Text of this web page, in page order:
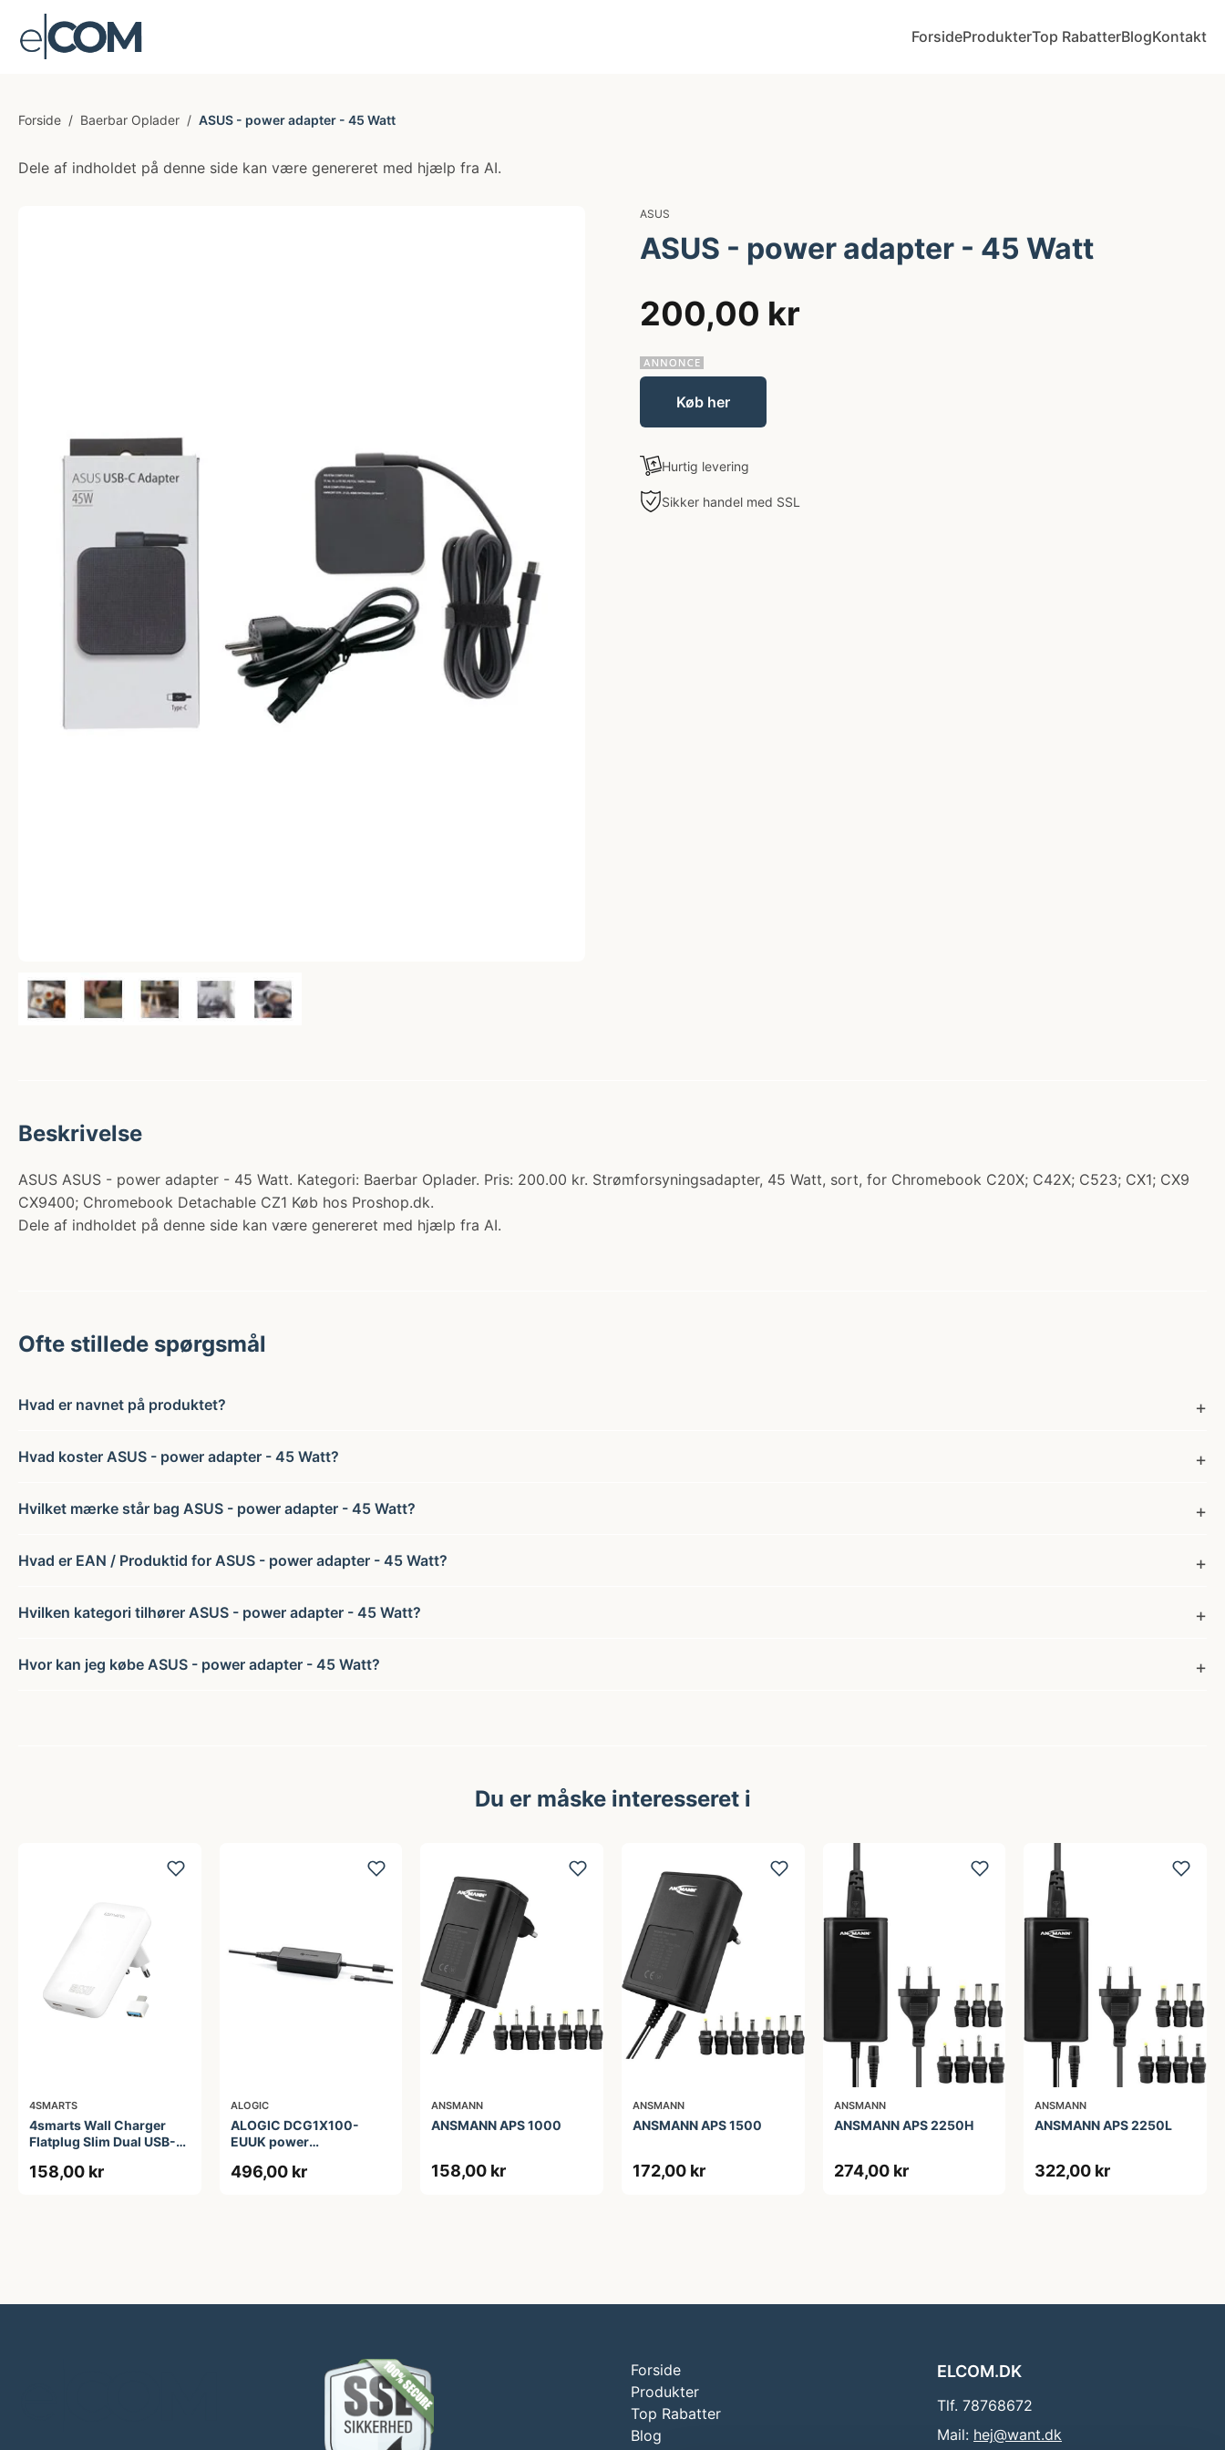
ForsideProdukterTop RabatterBlogKontakt
Forside / Baerbar Oplader / ASUS - power adapter - 45 Watt
Dele af indholdet på denne side kan være genereret med hjælp fra AI.
ASUS
ASUS - power adapter - 45 Watt
200,00 kr
Køb her
Hurtig levering
Sikker handel med SSL
Beskrivelse
ASUS ASUS - power adapter - 45 Watt. Kategori: Baerbar Oplader. Pris: 200.00 kr. Strømforsyningsadapter, 45 Watt, sort, for Chromebook C20X; C42X; C523; CX1; CX9
CX9400; Chromebook Detachable CZ1 Køb hos Proshop.dk.
Dele af indholdet på denne side kan være genereret med hjælp fra AI.
Ofte stillede spørgsmål
Hvad er navnet på produktet?
Hvad koster ASUS - power adapter - 45 Watt?
Hvilket mærke står bag ASUS - power adapter - 45 Watt?
Hvad er EAN / Produktid for ASUS - power adapter - 45 Watt?
Hvilken kategori tilhører ASUS - power adapter - 45 Watt?
Hvor kan jeg købe ASUS - power adapter - 45 Watt?
Du er måske interesseret i
4SMARTS
4smarts Wall Charger
Flatplug Slim Dual USB-C
158,00 kr
ALOGIC
ALOGIC DCG1X100-
EUUK power
496,00 kr
ANSMANN
ANSMANN APS 1000
158,00 kr
ANSMANN
ANSMANN APS 1500
172,00 kr
ANSMANN
ANSMANN APS 2250H
274,00 kr
ANSMANN
ANSMANN APS 2250L
322,00 kr
Forside
Produkter
Top Rabatter
Blog
ELCOM.DK
Tlf. 78768672
Mail: hej@want.dk